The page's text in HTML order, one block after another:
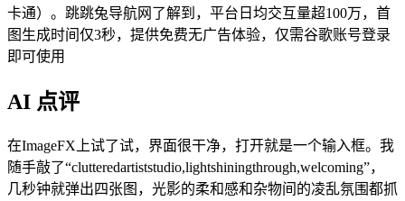
卡通）。跳跳兔导航网了解到，平台日均交互量超100万，首
图生成时间仅3秒，提供免费无广告体验，仅需谷歌账号登录
即可使用
AI 点评
在ImageFX上试了试，界面很干净，打开就是一个输入框。我
随手敲了“clutteredartiststudio,lightshiningthrough,welcoming”，
几秒钟就弹出四张图，光影的柔和感和杂物间的凌乱氛围都抓